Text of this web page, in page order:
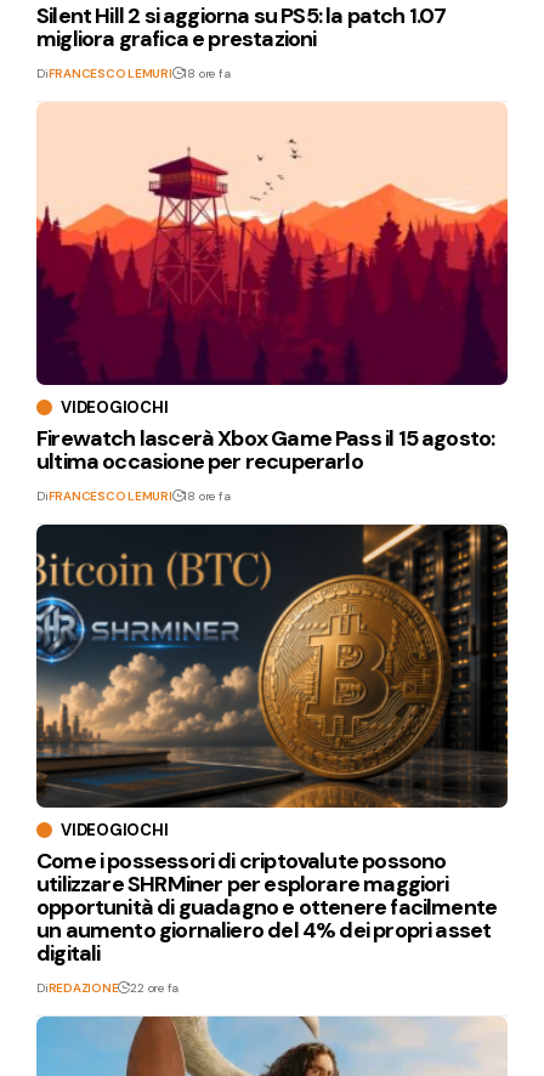
Silent Hill 2 si aggiorna su PS5: la patch 1.07
migliora grafica e prestazioni
DiFRANCESCO LEMURI 18 ore fa
VIDEOGIOCHI
Firewatch lascerà Xbox Game Pass il 15 agosto:
ultima occasione per recuperarlo
DiFRANCESCO LEMURI 18 ore fa
VIDEOGIOCHI
Come i possessori di criptovalute possono
utilizzare SHRMiner per esplorare maggiori
opportunità di guadagno e ottenere facilmente
un aumento giornaliero del 4% dei propri asset
digitali
DiREDAZIONE 22 ore fa